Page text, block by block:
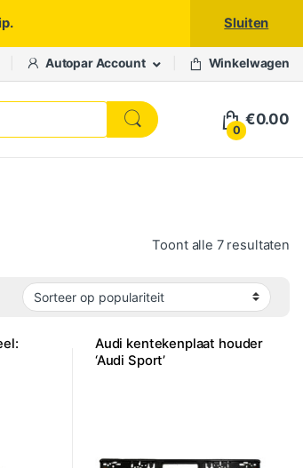
Sluiten
Autopar Account Winkelwagen
0
€0.00
Toont alle 7 resultaten
Audi kentekenplaat houder
‘Audi Sport’